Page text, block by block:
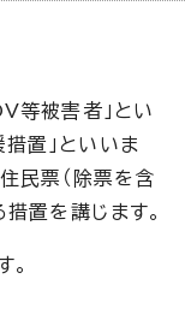
等被害者」とい
置」といいま
民票（除票を含
措置を講じます。